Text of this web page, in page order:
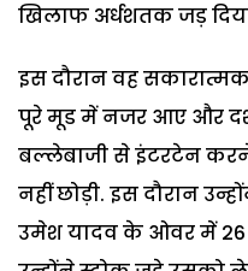
खिलाफ अर्धशतक जड़
इस दौरान वह
पूरे मूड में नजर आए और
बल्लेबाजी से इंटरटेन
नहीं छोड़ी. इस दौरान
उमेश यादव के ओवर में